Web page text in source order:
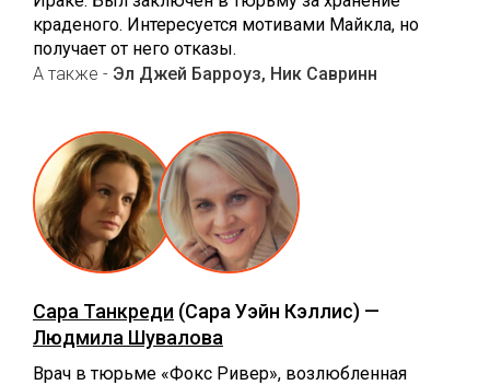
краденого. Интересуется мотивами Майкла, но
получает от него отказы.
А также - Эл Джей Барроуз, Ник Савринн
Сара Танкреди (Сара Уэйн Кэллис) —
Людмила Шувалова
Врач в тюрьме «Фокс Ривер», возлюбленная